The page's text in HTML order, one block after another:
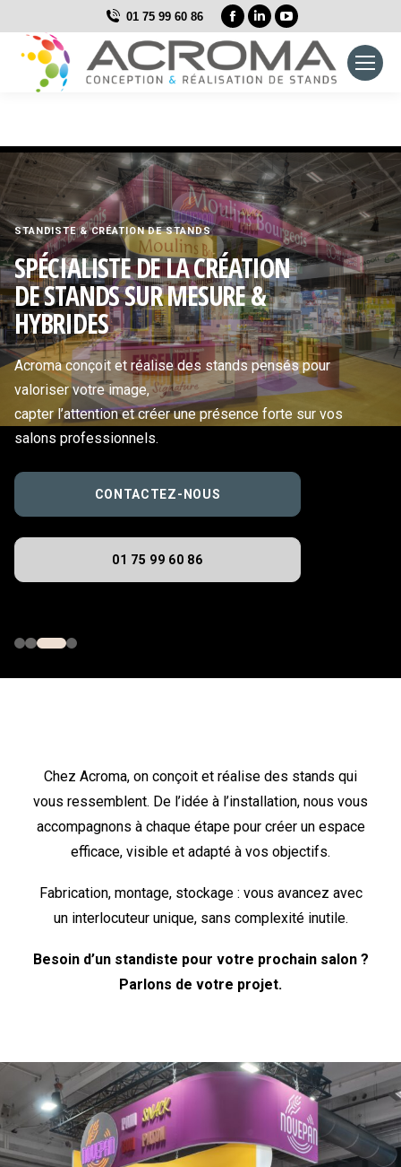
01 75 99 60 86
La
page
Facebook
s'ouvre
nouvelle
fenêtre
La
page
LinkedIn
s'ouvre
nouvelle
fenêtre
La
page
YouTube
s'ouvre
nouvelle
fenêtre
STANDISTE & CRÉATION DE STANDS
SPÉCIALISTE DE LA CRÉATION
DE STANDS SUR MESURE &
HYBRIDES
Acroma conçoit et réalise des stands pensés pour
valoriser votre image,
capter l’attention et créer une présence forte sur vos
salons professionnels.
CONTACTEZ-NOUS
01 75 99 60 86
Chez Acroma, on conçoit et réalise des stands qui
vous ressemblent. De l’idée à l’installation, nous vous
accompagnons à chaque étape pour créer un espace
efficace, visible et adapté à vos objectifs.
Fabrication, montage, stockage : vous avancez avec
un interlocuteur unique, sans complexité inutile.
Besoin d’un standiste pour votre prochain salon ?
Parlons de votre projet.